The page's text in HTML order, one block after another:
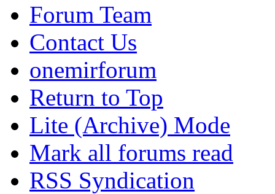
Forum Team
Contact Us
onemirforum
Return to Top
Lite (Archive) Mode
Mark all forums read
RSS Syndication